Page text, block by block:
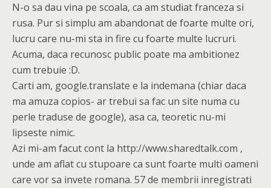
N-o sa dau vina pe scoala, ca am studiat franceza si
rusa. Pur si simplu am abandonat de foarte multe ori,
lucru care nu-mi sta in fire cu foarte multe lucruri.
Acuma, daca recunosc public poate ma ambitionez
cum trebuie :D.
Carti am, google.translate e la indemana (chiar daca
ma amuza copios- ar trebui sa fac un site numa cu
perle traduse de google), asa ca, teoretic nu-mi
lipseste nimic.
Azi mi-am facut cont la http://www.sharedtalk.com ,
unde am aflat cu stupoare ca sunt foarte multi oameni
care vor sa invete romana. 57 de membrii inregistrati